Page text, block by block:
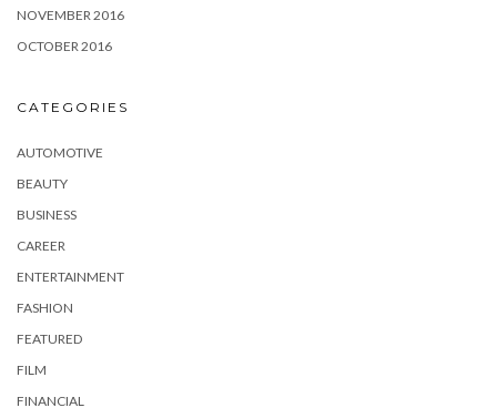
NOVEMBER 2016
OCTOBER 2016
CATEGORIES
AUTOMOTIVE
BEAUTY
BUSINESS
CAREER
ENTERTAINMENT
FASHION
FEATURED
FILM
FINANCIAL